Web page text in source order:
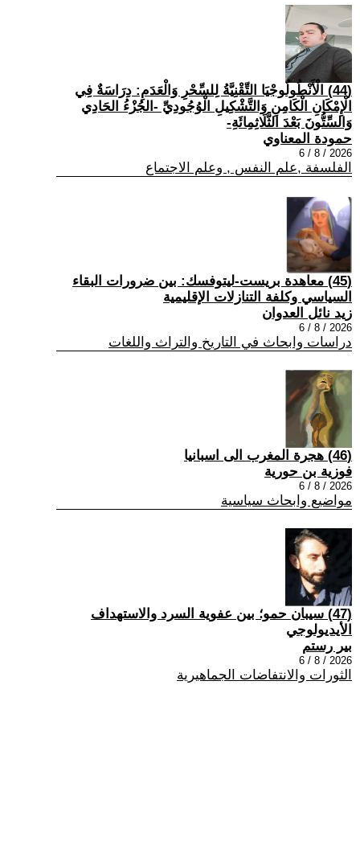
(44) الْأَنْطُولُوجْيَا التِّقْنِيَّةُ لِلسِّحْرِ وَالْعَدَمِ: دِرَاسَةٌ فِي
الْإِمْكَانِ الْكَامِنِ وَالتَّشْكِيلِ الْوُجُودِيِّ -الجُزْءُ الحَادِي
وَالسِّتُّونَ بَعْدَ الثَّلَاثِمِائَةِ-
حمودة المعناوي
2026 / 8 / 6
الفلسفة ,علم النفس , وعلم الاجتماع
(45) معاهدة بريست-ليتوفسك: بين ضرورات البقاء
السياسي وكلفة التنازلات الإقليمية
زيد نائل العدوان
2026 / 8 / 6
دراسات وابحاث في التاريخ والتراث واللغات
(46) هجرة المغرب الى اسبانيا
فوزية بن حورية
2026 / 8 / 6
مواضيع وابحاث سياسية
(47) سيبان حمو؛ بين عفوية السرد والاستهداف
الأيديولوجي
بير رستم
2026 / 8 / 6
الثورات والانتفاضات الجماهيرية